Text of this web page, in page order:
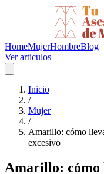
HomeMujerHombreBlog
Ver articulos
Inicio
/
Mujer
/
Amarillo: cómo
excesivo
Amarillo: cómo